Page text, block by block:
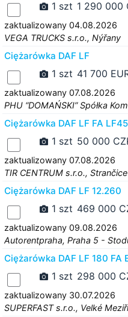
1 szt 1 290 000
zaktualizowany 04.08.2026
VEGA TRUCKS s.r.o., Nýřany
Ciężarówka DAF LF
1 szt 41 700
zaktualizowany 07.08.2026
PHU “DOMAŃSKI” Spółka
Ciężarówka DAF LF FA
1 szt 50 000
zaktualizowany 07.08.2026
TIR CENTRUM s.r.o., Strančice
Ciężarówka DAF LF 12.260
1 szt 469 000
zaktualizowany 09.08.2026
Autorentpraha, Praha 5 -
Ciężarówka DAF LF 180 FA
1 szt 298 000
zaktualizowany 30.07.2026
SUPERFAST s.r.o., Velké